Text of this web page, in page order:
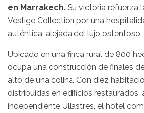
en Marrakech. Su victoria refuerza
Vestige Collection por una
auténtica, alejada del lujo ostentoso.
Ubicado en una finca rural de 800
ocupa una construcción de finales
alto de una colina. Con diez
distribuidas en edificios restaurados,
independiente Ullastres, el hotel